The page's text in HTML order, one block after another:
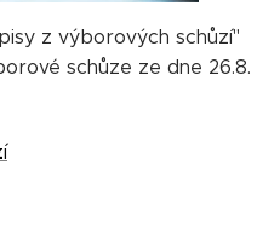
z výborových schůzí"
schůze ze dne 26.8.